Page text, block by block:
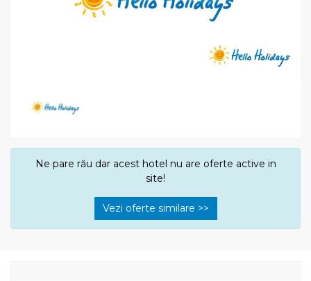
Ne pare rău dar acest hotel nu are oferte active in
site!
Vezi oferte similare >>